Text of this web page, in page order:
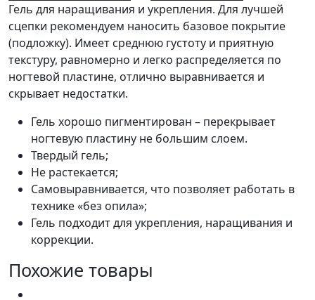
Гель для наращивания и укрепления. Для лучшей
сцепки рекомендуем наносить базовое покрытие
(подложку). Имеет среднюю густоту и приятную
текстуру, равномерно и легко распределяется по
ногтевой пластине, отлично выравнивается и
скрывает недостатки.
Гель хорошо пигментирован – перекрывает
ногтевую пластину не большим слоем.
Твердый гель;
Не растекается;
Самовыравнивается, что позволяет работать в
технике «без опила»;
Гель подходит для укрепления, наращивания и
коррекции.
Похожие товары